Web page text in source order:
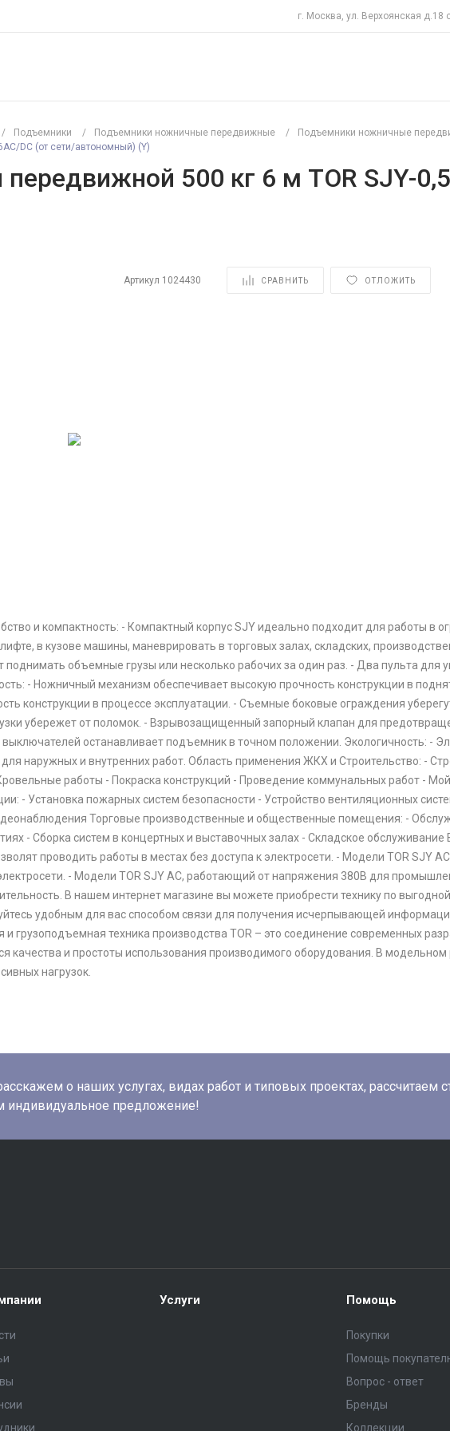
г. Москва, ул. Верхоянская д.18
/ Подъемники / Подъемники ножничные передвижные / Подъемники ножничные
DC (от сети/автономный) (Y)
500 кг 6 м TOR SJY-
Артикул 1024430 СРАВНИТЬ ОТЛОЖИТЬ
и компактность: - Компактный корпус SJY идеально подходит для работы в
в кузове машины, маневрировать в торговых залах, складских,
поднимать объемные грузы или несколько рабочих за один раз. - Два пульта
- Ножничный механизм обеспечивает высокую прочность конструкции в
конструкции в процессе эксплуатации. - Съемные боковые ограждения
убережет от поломок. - Взрывозащищенный запорный клапан для
останавливает подъемник в точном положении. Экологичность: -
наружных и внутренних работ. Область применения ЖКХ и Строительство: -
работы - Покраска конструкций - Проведение коммунальных работ -
- Установка пожарных систем безопасности - Устройство вентиляционных
Торговые производственные и общественные помещения: -
- Сборка систем в концертных и выставочных залах - Складское
проводить работы в местах без доступа к электросети. - Модели TOR
- Модели TOR SJY AC, работающий от напряжения 380В для
В нашем интернет магазине вы можете приобрести технику по
удобным для вас способом связи для получения исчерпывающей
и грузоподъемная техника производства TOR – это соединение современных
качества и простоты использования производимого оборудования. В
нагрузок.
о наших услугах, видах работ и типовых проектах, рассчитаем
индивидуальное предложение!
Услуги Помощь
Покупки
Помощь
Вопрос - ответ
Бренды
Коллекции